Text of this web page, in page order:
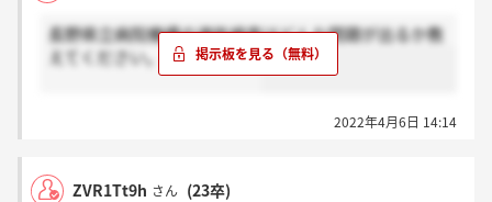
長野県立病院機構の適性検査はどんな問題が出るか教
えてください。お願いします
2022年4月6日 14:14
ZVR1Tt9h さん (23卒)